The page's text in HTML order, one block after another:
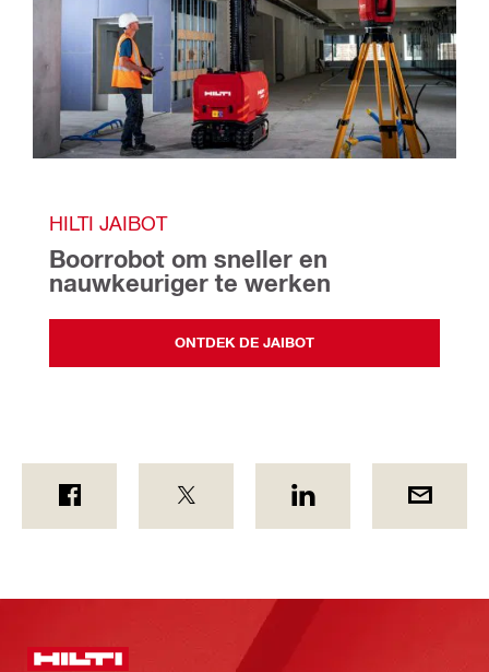
HILTI JAIBOT
Boorrobot om sneller en
nauwkeuriger te werken
ONTDEK DE JAIBOT